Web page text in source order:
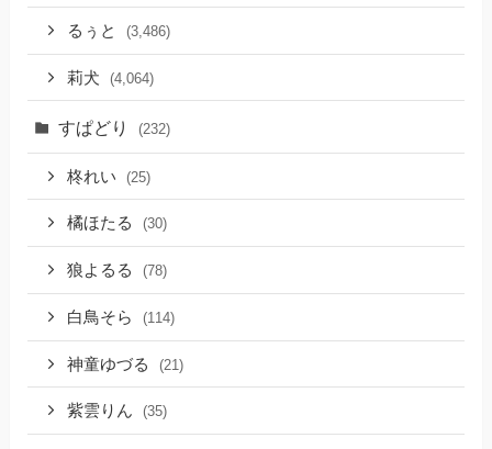
るぅと (3,486)
莉犬 (4,064)
すぱどり (232)
柊れい (25)
橘ほたる (30)
狼よるる (78)
白鳥そら (114)
神童ゆづる (21)
紫雲りん (35)